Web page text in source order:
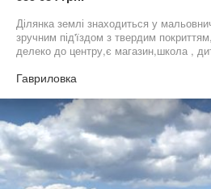
Ділянка землі знаходиться у
зручним під'їздом з твердим
делеко до центру,є магазин,школа ,
Гавриловка